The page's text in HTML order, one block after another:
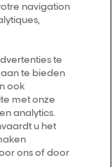
haut de page
navigation
te
te bieden
ook
met onze
analytics.
u het
ons of door